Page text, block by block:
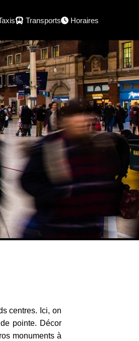
Transports Horaires
centres. Ici, on
pointe. Décor
monuments à